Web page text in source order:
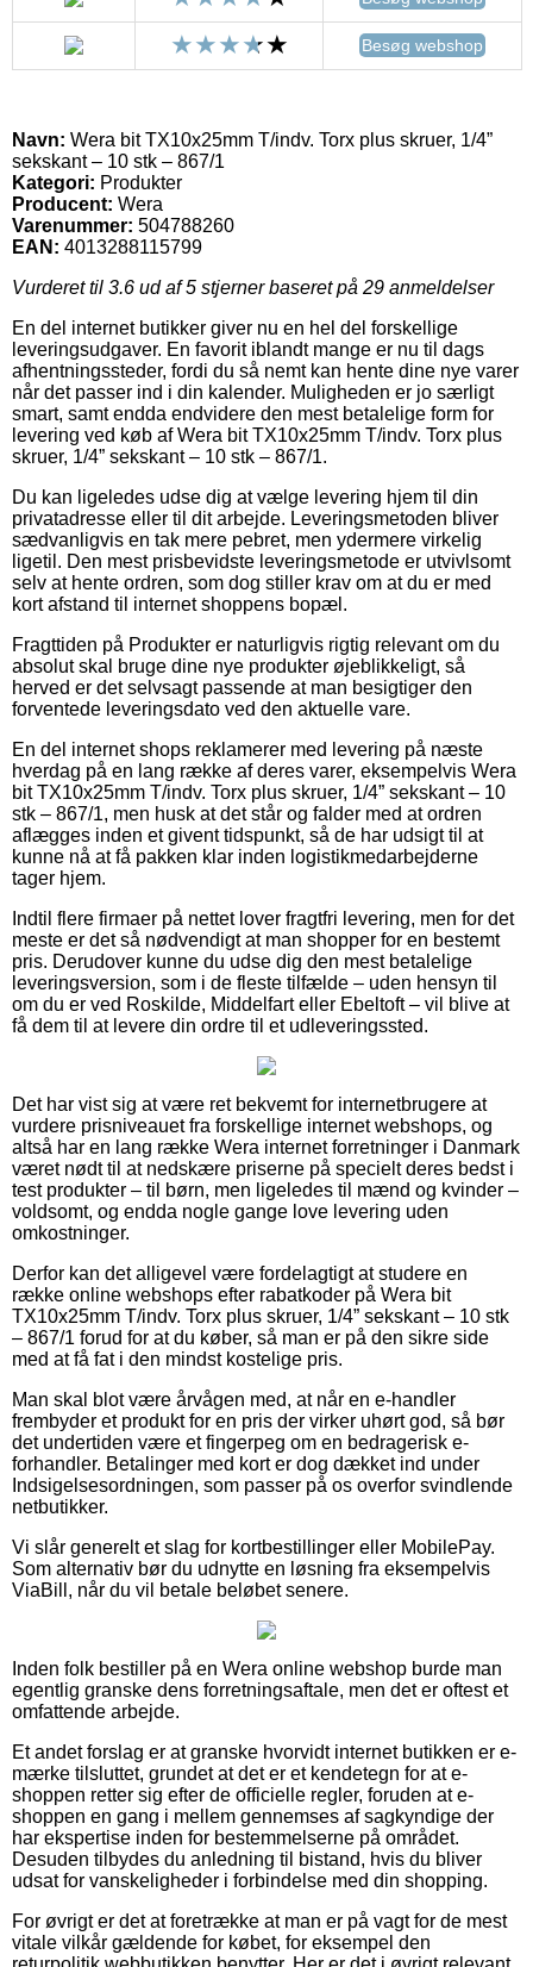
Besøg webshop
Navn: Wera bit TX10x25mm T/indv. Torx plus skruer, 1/4”
sekskant – 10 stk – 867/1
Kategori: Produkter
Producent: Wera
Varenummer: 504788260
EAN: 4013288115799
Vurderet til 3.6 ud af 5 stjerner baseret på 29 anmeldelser
En del internet butikker giver nu en hel del forskellige
leveringsudgaver. En favorit iblandt mange er nu til dags
afhentningssteder, fordi du så nemt kan hente dine nye varer
når det passer ind i din kalender. Muligheden er jo særligt
smart, samt endda endvidere den mest betalelige form for
levering ved køb af Wera bit TX10x25mm T/indv. Torx plus
skruer, 1/4” sekskant – 10 stk – 867/1.
Du kan ligeledes udse dig at vælge levering hjem til din
privatadresse eller til dit arbejde. Leveringsmetoden bliver
sædvanligvis en tak mere pebret, men ydermere virkelig
ligetil. Den mest prisbevidste leveringsmetode er utvivlsomt
selv at hente ordren, som dog stiller krav om at du er med
kort afstand til internet shoppens bopæl.
Fragttiden på Produkter er naturligvis rigtig relevant om du
absolut skal bruge dine nye produkter øjeblikkeligt, så
herved er det selvsagt passende at man besigtiger den
forventede leveringsdato ved den aktuelle vare.
En del internet shops reklamerer med levering på næste
hverdag på en lang række af deres varer, eksempelvis Wera
bit TX10x25mm T/indv. Torx plus skruer, 1/4” sekskant – 10
stk – 867/1, men husk at det står og falder med at ordren
aflægges inden et givent tidspunkt, så de har udsigt til at
kunne nå at få pakken klar inden logistikmedarbejderne
tager hjem.
Indtil flere firmaer på nettet lover fragtfri levering, men for det
meste er det så nødvendigt at man shopper for en bestemt
pris. Derudover kunne du udse dig den mest betalelige
leveringsversion, som i de fleste tilfælde – uden hensyn til
om du er ved Roskilde, Middelfart eller Ebeltoft – vil blive at
få dem til at levere din ordre til et udleveringssted.
Det har vist sig at være ret bekvemt for internetbrugere at
vurdere prisniveauet fra forskellige internet webshops, og
altså har en lang række Wera internet forretninger i Danmark
været nødt til at nedskære priserne på specielt deres bedst i
test produkter – til børn, men ligeledes til mænd og kvinder –
voldsomt, og endda nogle gange love levering uden
omkostninger.
Derfor kan det alligevel være fordelagtigt at studere en
række online webshops efter rabatkoder på Wera bit
TX10x25mm T/indv. Torx plus skruer, 1/4” sekskant – 10 stk
– 867/1 forud for at du køber, så man er på den sikre side
med at få fat i den mindst kostelige pris.
Man skal blot være årvågen med, at når en e-handler
frembyder et produkt for en pris der virker uhørt god, så bør
det undertiden være et fingerpeg om en bedragerisk e-
forhandler. Betalinger med kort er dog dækket ind under
Indsigelsesordningen, som passer på os overfor svindlende
netbutikker.
Vi slår generelt et slag for kortbestillinger eller MobilePay.
Som alternativ bør du udnytte en løsning fra eksempelvis
ViaBill, når du vil betale beløbet senere.
Inden folk bestiller på en Wera online webshop burde man
egentlig granske dens forretningsaftale, men det er oftest et
omfattende arbejde.
Et andet forslag er at granske hvorvidt internet butikken er e-
mærke tilsluttet, grundet at det er et kendetegn for at e-
shoppen retter sig efter de officielle regler, foruden at e-
shoppen en gang i mellem gennemses af sagkyndige der
har ekspertise inden for bestemmelserne på området.
Desuden tilbydes du anledning til bistand, hvis du bliver
udsat for vanskeligheder i forbindelse med din shopping.
For øvrigt er det at foretrække at man er på vagt for de mest
vitale vilkår gældende for købet, for eksempel den